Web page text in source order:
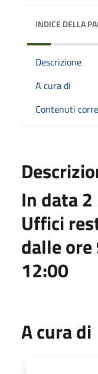
INDICE DELLA
Descrizione
A cura di
Contenuti
In data
Uffici
dalle
12:00
A cura di